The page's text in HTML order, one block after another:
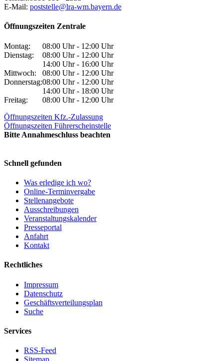
E-Mail: poststelle@lra-wm.bayern.de
Öffnungszeiten Zentrale
Montag:
08:00 Uhr - 12:00 Uhr
Dienstag:
08:00 Uhr - 12:00 Uhr
14:00 Uhr - 16:00 Uhr
Mittwoch:
08:00 Uhr - 12:00 Uhr
Donnerstag:08:00 Uhr - 12:00 Uhr
14:00 Uhr - 18:00 Uhr
Freitag:
08:00 Uhr - 12:00 Uhr
Öffnungszeiten Kfz.-Zulassung
Öffnungszeiten Führerscheinstelle
Bitte Annahmeschluss beachten
Schnell gefunden
Was erledige ich wo?
Online-Terminvergabe
Stellenangebote
Ausschreibungen
Veranstaltungskalender
Presseportal
Anfahrt
Kontakt
Rechtliches
Impressum
Datenschutz
Geschäftsverteilungsplan
Suche
Services
RSS-Feed